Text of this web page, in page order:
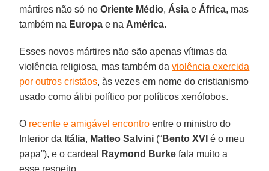
mártires não só noOriente Médio, Ásia e África, mas
também na Europa e na América.
Esses novos mártires não são apenas vítimas da
violência religiosa, mas também daviolência exercida
por outros cristãos, às vezes em nome do cristianismo
usado como álibi político por políticos xenófobos.
O recente e amigável encontro entre o ministro do
Interior da Itália, Matteo Salvini (“Bento XVI é o meu
papa”), e o cardeal
Raymond Burke fala muito a
esse respeito.